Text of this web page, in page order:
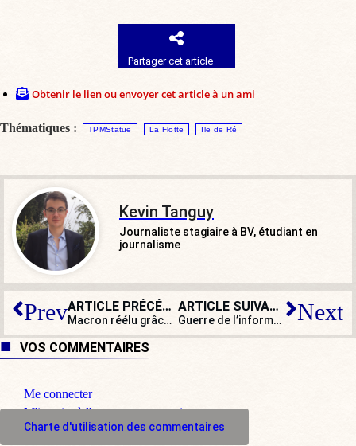
Partager cet article
Obtenir le lien ou envoyer cet article à un ami
Thématiques : TPMStatue La Flotte Ile de Ré
Kevin Tanguy
Journaliste stagiaire à BV, étudiant en
journalisme
Prev ARTICLE PRÉCÉDENT
Macron réélu grâce à la guerre ? Son entourage craint un problème de légitimité et même « un bain de sang »
ARTICLE SUIVANT
Guerre de l’information : le gouvernement ukrainien cherche à récupérer ses ressortissants légionnaires Next
VOS COMMENTAIRES
Me connecter
M'inscrire à l'espace commentaire
Charte d'utilisation des commentaires